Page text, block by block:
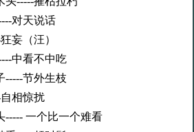
对天说话
妄（汪）
中看不中吃
-----节外生枝
相惊扰
----- 一个比一个难看